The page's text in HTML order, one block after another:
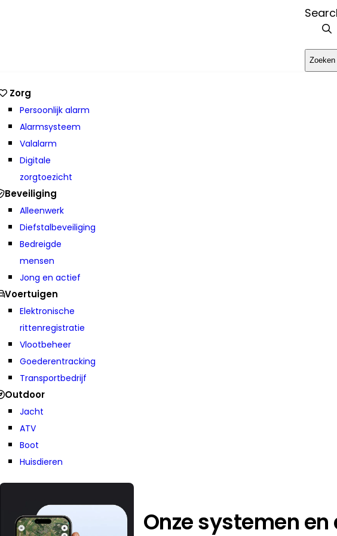
Zoeken
Zorg
Persoonlijk alarm
Alarmsysteem
Valalarm
Digitale
zorgtoezicht
Beveiliging
Alleenwerk
Diefstalbeveiliging
Bedreigde
mensen
Jong en actief
Voertuigen
Elektronische
rittenregistratie
Vlootbeheer
Goederen­tracking
Transportbedrijf
Outdoor
Jacht
ATV
Boot
Huisdieren
Onze systemen